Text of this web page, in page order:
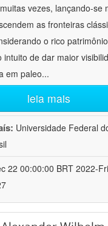
vezes, lançando-se
as fronteiras
o rico
intuito de dar maior
em paleo...
leia mais
Universidade Federal
22 00:00:00 BRT 2022-